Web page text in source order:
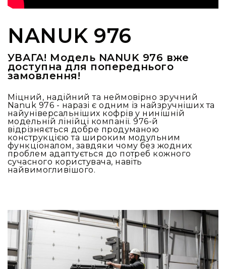
XXL
та
рюкзаки
Рюкзаки
Сумки
Органайзери
Технічні
підсумки
Рішення
для
бізнесу
Для
складу
логістики
Збереження
довкілля
NANUK 976
УВАГА! Модель NANUK 976 вже
доступна для попереднього
замовлення!
Міцний, надійний та неймовірно зручний
Nanuk 976 - наразі є одним із найзручніших та
найуніверсальніших кофрів у нинішній
модельній лінійці компанії. 976-й
відрізняється добре продуманою
конструкцією та широким модульним
функціоналом, завдяки чому без жодних
проблем адаптується до потреб кожного
сучасного користувача, навіть
найвимогливішого.